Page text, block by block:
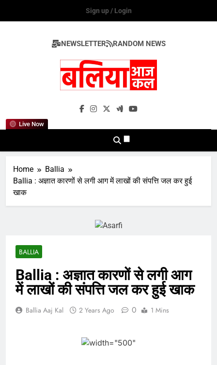
Sign up / Login
NEWSLETTER RANDOM NEWS
Live Now
Ballia Aaj Kal
Home
Ballia
Ballia : अज्ञात कारणों से लगी आग में लाखों की संपत्ति जल कर हुई
खाक
BALLIA
Ballia : अज्ञात कारणों से लगी आग
में लाखों की संपत्ति जल कर हुई खाक
Ballia Aaj Kal 2 Years Ago 0 1 Mins